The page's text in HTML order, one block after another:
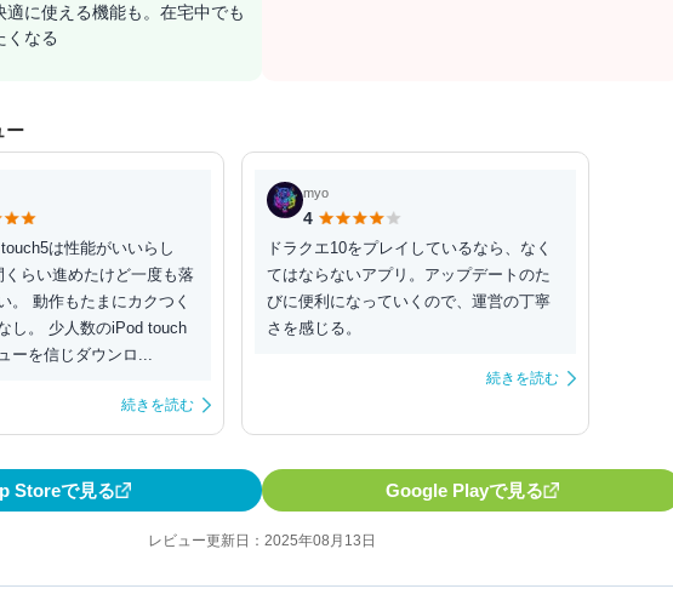
適に使える機能も。在宅中でも
くなる
ー
は性能がいいらし
くらい進めたけど一度も落
。 動作もたまにカクつく
し。 少人数のiPod touch
ーを信じダウンロ...
続きを読む
myo
4
ドラクエ10をプレイしているなら、なく
てはならないアプリ。アップデートのた
びに便利になっていくので、運営の丁寧
さを感じる。
続きを読む
Storeで見る Google Playで見る
レビュー更新日：2025年08月13日